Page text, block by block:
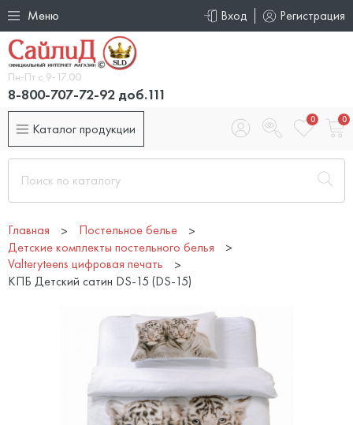
Меню Вход Регистрация
Пн-Пт с 9-17.00
8-800-707-72-92 доб.111
Каталог продукции
0 0
Главная
Постельное белье
Детские комплекты постельного белья
Valteryteens цифровая печать
КПБ Детский сатин DS-15 (DS-15)